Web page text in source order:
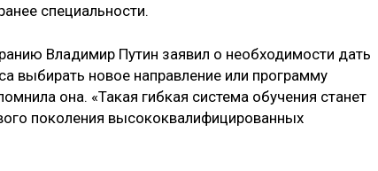
специальности.
Владимир Путин заявил о необходимости дать
выбирать новое направление или программу
она. «Такая гибкая система обучения станет
поколения высококвалифицированных